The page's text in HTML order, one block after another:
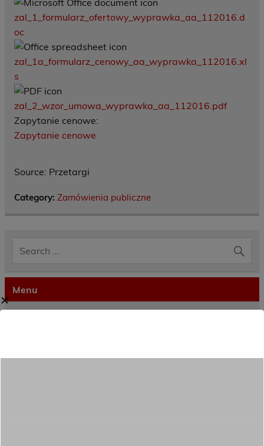
zal_1_formularz_ofertowy_wyprawka_aa_112016.d
oc
zal_1a_formularz_cenowy_aa_wyprawka_112016.xl
s
zal_2_wzor_umowa_wyprawka_aa_112016.pdf
Zapytanie cenowe:
Zapytanie cenowe
Source: Przetargi
Category: Zamówienia publiczne
Menu
Rekrutacja
✕